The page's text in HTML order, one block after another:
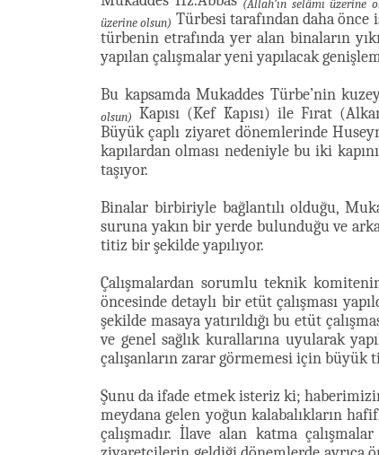
(Allah’ın selâmı üzerine
üzerine olsun) Türbesi tarafından daha
türbenin etrafında yer alan binaların
yapılan çalışmalar yeni yapılacak
Bu kapsamda Mukaddes Türbe’nin
olsun) Kapısı (Kef Kapısı) ile Fırat
Büyük çaplı ziyaret dönemlerinde
kapılardan olması nedeniyle bu iki
taşıyor.
Binalar birbiriyle bağlantılı olduğu,
suruna yakın bir yerde bulunduğu ve
titiz bir şekilde yapılıyor.
Çalışmalardan sorumlu teknik
öncesinde detaylı bir etüt çalışması
şekilde masaya yatırıldığı bu etüt
ve genel sağlık kurallarına uyularak
çalışanların zarar görmemesi için
Şunu da ifade etmek isteriz ki;
meydana gelen yoğun kalabalıkların
çalışmadır. İlave alan katma